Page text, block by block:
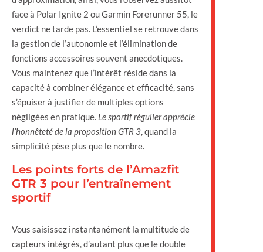
face à Polar Ignite 2 ou Garmin Forerunner 55, le
verdict ne tarde pas. L’essentiel se retrouve dans
la gestion de l’autonomie et l’élimination de
fonctions accessoires souvent anecdotiques.
Vous maintenez que l’intérêt réside dans la
capacité à combiner élégance et efficacité, sans
s’épuiser à justifier de multiples options
négligées en pratique. Le sportif régulier apprécie
l’honnêteté de la proposition GTR 3 , quand la
simplicité pèse plus que le nombre.
Les points forts de l’Amazfit
GTR 3 pour l’entraînement
sportif
Vous saisissez instantanément la multitude de
capteurs intégrés, d’autant plus que le double